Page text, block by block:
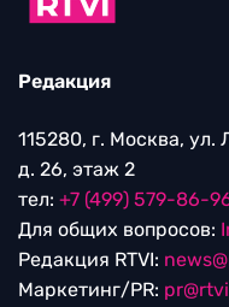
Редакция
115280, г. Москва, ул.
д. 26, этаж 2
тел: +7 (499) 579-86-
Для общих вопросов:
Редакция RTVI:
Маркетинг/PR: